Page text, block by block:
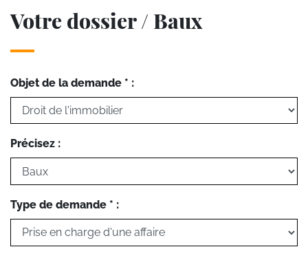
Votre dossier / Baux
Objet de la demande * :
Précisez :
Type de demande * :